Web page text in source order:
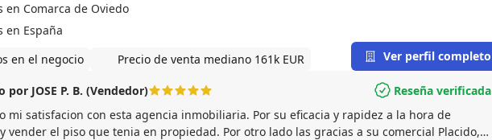
en Comarca de Oviedo
en España
en el negocio
Precio de venta mediano 161k EUR Ver perfil completo
por JOSE P. B. (Vendedor)
Reseña verificada
mi satisfacion con esta agencia inmobiliaria. Por su eficacia y rapidez a la hora de
vender el piso que tenia en propiedad. Por otro lado las gracias a su comercial Placido,